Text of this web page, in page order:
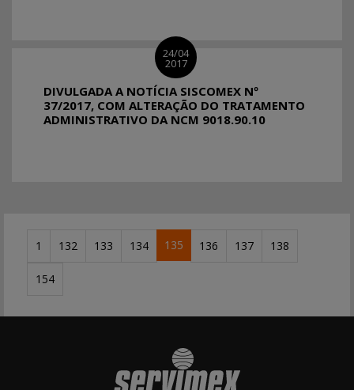
24/04
2017
DIVULGADA A NOTÍCIA SISCOMEX Nº
37/2017, COM ALTERAÇÃO DO TRATAMENTO
ADMINISTRATIVO DA NCM 9018.90.10
1 132 133 134 135 136 137 138
154